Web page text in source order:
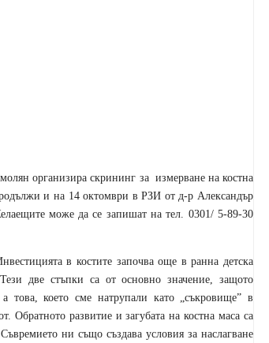
организира скрининг за измерване на костна
и на 14 октомври в РЗИ от д-р Александър
може да се запишат на тел. 0301/ 5-89-30
в костите започва още в ранна детска
две стъпки са от основно значение, защото
това, което сме натрупали като „съкровище” в
Обратното развитие и загубата на костна маса са
ни също създава условия за наслагване